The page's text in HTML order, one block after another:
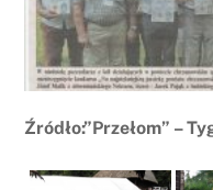
Źródło:”Przełom” –